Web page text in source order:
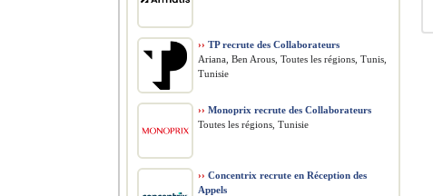
›› TP recrute des Collaborateurs
Ariana, Ben Arous, Toutes les régions, Tunis,
Tunisie
›› Monoprix recrute des Collaborateurs
Toutes les régions, Tunisie
›› Concentrix recrute en Réception des
Appels